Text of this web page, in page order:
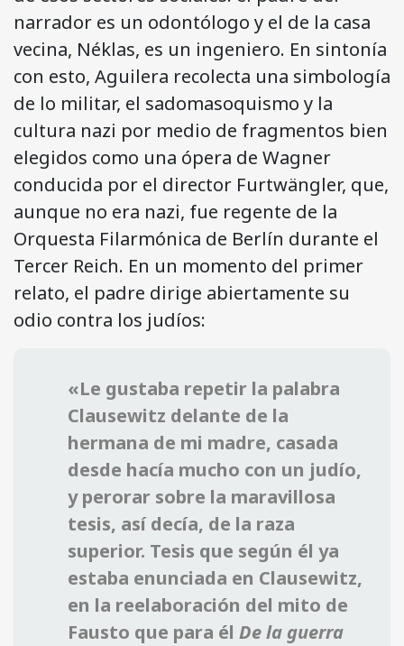
narrador es un odontólogo y el de la casa
vecina, Néklas, es un ingeniero. En sintonía
con esto, Aguilera recolecta una simbología
de lo militar, el sadomasoquismo y la
cultura nazi por medio de fragmentos bien
elegidos como una ópera de Wagner
conducida por el director Furtwängler, que,
aunque no era nazi, fue regente de la
Orquesta Filarmónica de Berlín durante el
Tercer Reich. En un momento del primer
relato, el padre dirige abiertamente su
odio contra los judíos:
«Le gustaba repetir la palabra
Clausewitz delante de la
hermana de mi madre, casada
desde hacía mucho con un judío,
y perorar sobre la maravillosa
tesis, así decía, de la raza
superior. Tesis que según él ya
estaba enunciada en Clausewitz,
en la reelaboración del mito de
Fausto que para él De la guerra